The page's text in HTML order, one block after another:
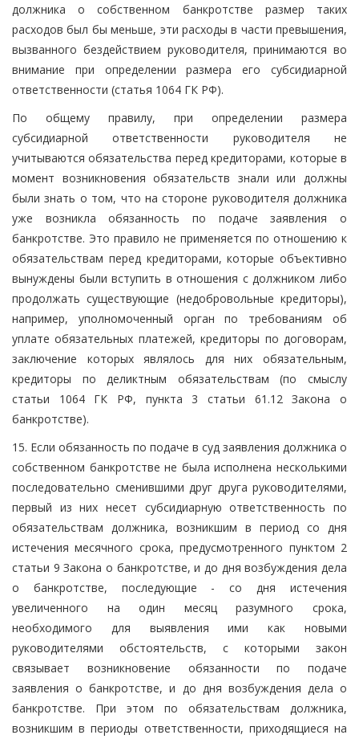
должника о собственном банкротстве размер таких
расходов был бы меньше, эти расходы в части превышения,
вызванного бездействием руководителя, принимаются во
внимание при определении размера его субсидиарной
ответственности (статья 1064 ГК РФ).
По общему правилу, при определении размера
субсидиарной ответственности руководителя не
учитываются обязательства перед кредиторами, которые в
момент возникновения обязательств знали или должны
были знать о том, что на стороне руководителя должника
уже возникла обязанность по подаче заявления о
банкротстве. Это правило не применяется по отношению к
обязательствам перед кредиторами, которые объективно
вынуждены были вступить в отношения с должником либо
продолжать существующие (недобровольные кредиторы),
например, уполномоченный орган по требованиям об
уплате обязательных платежей, кредиторы по договорам,
заключение которых являлось для них обязательным,
кредиторы по деликтным обязательствам (по смыслу
статьи 1064 ГК РФ, пункта 3 статьи 61.12 Закона о
банкротстве).
15. Если обязанность по подаче в суд заявления должника о
собственном банкротстве не была исполнена несколькими
последовательно сменившими друг друга руководителями,
первый из них несет субсидиарную ответственность по
обязательствам должника, возникшим в период со дня
истечения месячного срока, предусмотренного пунктом 2
статьи 9 Закона о банкротстве, и до дня возбуждения дела
о банкротстве, последующие - со дня истечения
увеличенного на один месяц разумного срока,
необходимого для выявления ими как новыми
руководителями обстоятельств, с которыми закон
связывает возникновение обязанности по подаче
заявления о банкротстве, и до дня возбуждения дела о
банкротстве. При этом по обязательствам должника,
возникшим в периоды ответственности, приходящиеся на